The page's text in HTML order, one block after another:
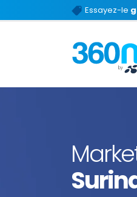
Essayez-le